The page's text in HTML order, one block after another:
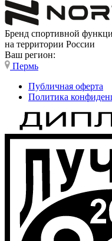
Бренд спортивной
на территории России
Ваш регион:
Пермь
Публичная оферта
Политика